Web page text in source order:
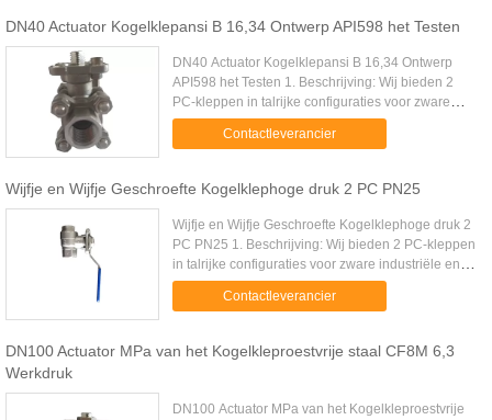
DN40 Actuator Kogelklepansi B 16,34 Ontwerp API598 het Testen
DN40 Actuator Kogelklepansi B 16,34 Ontwerp
API598 het Testen 1. Beschrijving: Wij bieden 2
PC-kleppen in talrijke configuraties voor zware
industriële en hoge druk hydraulische
toepassingen in aan aardolie, ...
Contactleverancier
Wijfje en Wijfje Geschroefte Kogelklephoge druk 2 PC PN25
Wijfje en Wijfje Geschroefte Kogelklephoge druk 2
PC PN25 1. Beschrijving: Wij bieden 2 PC-kleppen
in talrijke configuraties voor zware industriële en
hoge druk hydraulische toepassingen in aan
aardolie, ...Contactleverancier
DN100 Actuator MPa van het Kogelkleproestvrije staal CF8M 6,3
Werkdruk
DN100 Actuator MPa van het Kogelkleproestvrije